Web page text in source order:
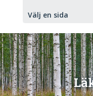
Välj en sida